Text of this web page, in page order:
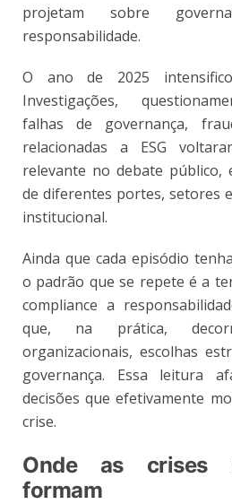
projetam sobre
responsabilidade.
O ano de 2025
Investigações,
falhas de governança,
relacionadas a ESG
relevante no debate público,
de diferentes portes, setores
institucional.
Ainda que cada episódio
o padrão que se repete é a
compliance a
que, na prática,
organizacionais, escolhas
governança. Essa leitura
decisões que efetivamente
crise.
Onde as crises
formam